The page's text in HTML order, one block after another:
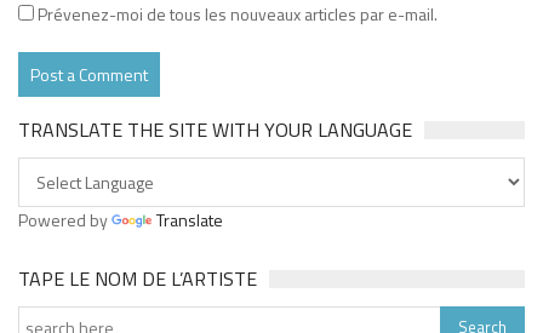
Prévenez-moi de tous les nouveaux articles par e-mail.
TRANSLATE THE SITE WITH YOUR LANGUAGE
Powered by Translate
TAPE LE NOM DE L’ARTISTE